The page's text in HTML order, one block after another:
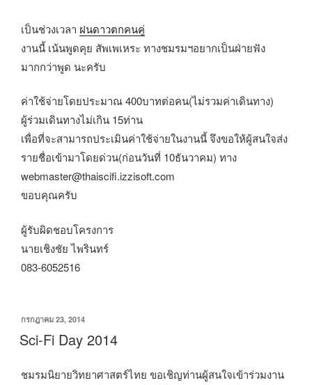
เป็นช่วงเวลา ฝนดาวตกคนคู่
งานนี้ เน้นพูดคุย สัพเพเหระ ทางชมรมฯอยากเป็นฝ่ายฟัง
มากกว่าพูด นะครับ
ค่าใช้จ่ายโดยประมาณ 400บาทต่อคน(ไม่รวมค่าเดินทาง)
ผู้ร่วมเดินทางไม่เกิน 15ท่าน
เพื่อที่จะสามารถประเมินค่าใช้จ่ายในงานนี้ จึงขอให้ผู้สนใจส่ง
รายชื่อเข้ามาโดยด่วน(ก่อนวันที่ 10ธันวาคม) ทาง
webmaster@thaiscifi.izzisoft.com
ขอบคุณครับ
ผู้รับผิดชอบโครงการ
นายเชิงชัย ไพรินทร์
083-6052516
เขียน
ที่
กรกฎาคม 23, 2014
Sci-Fi Day 2014
ชมรมนิยายวิทยาศาสตร์ไทย ขอเชิญท่านผู้สนใจเข้าร่วมงาน